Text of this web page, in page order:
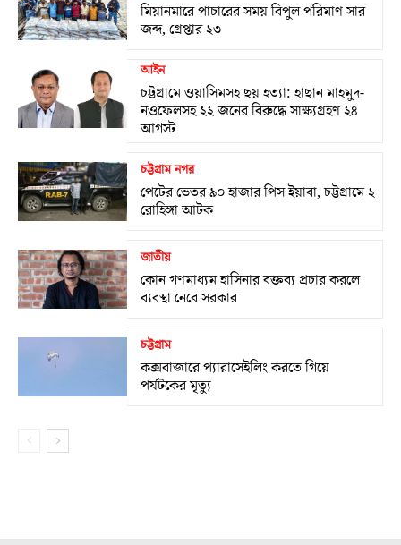
মিয়ানমারে পাচারের সময় বিপুল পরিমাণ সার
জব্দ, গ্রেপ্তার ২৩
আইন
চট্টগ্রামে ওয়াসিমসহ ছয় হত্যা: হাছান মাহমুদ-
নওফেলসহ ২২ জনের বিরুদ্ধে সাক্ষ্যগ্রহণ ২৪
আগস্ট
চট্টগ্রাম নগর
পেটের ভেতর ৯০ হাজার পিস ইয়াবা, চট্টগ্রামে ২
রোহিঙ্গা আটক
জাতীয়
কোন গণমাধ্যম হাসিনার বক্তব্য প্রচার করলে
ব্যবস্থা নেবে সরকার
চট্টগ্রাম
কক্সবাজারে প্যারাসেইলিং করতে গিয়ে
পর্যটকের মৃত্যু